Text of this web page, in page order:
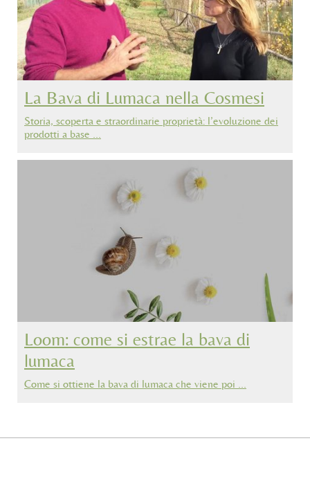
La Bava di Lumaca nella Cosmesi
Storia, scoperta e straordinarie proprietà: l’evoluzione dei
prodotti a base …
Loom: come si estrae la bava di
lumaca
Come si ottiene la bava di lumaca che viene poi …